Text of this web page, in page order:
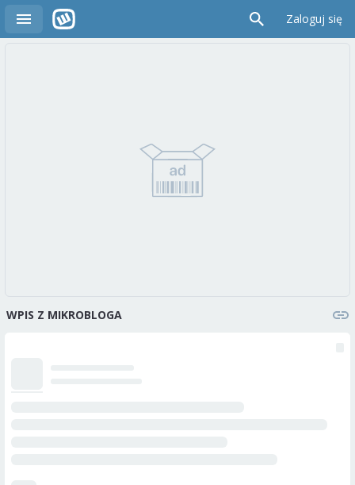
Zaloguj się
WPIS Z MIKROBLOGA